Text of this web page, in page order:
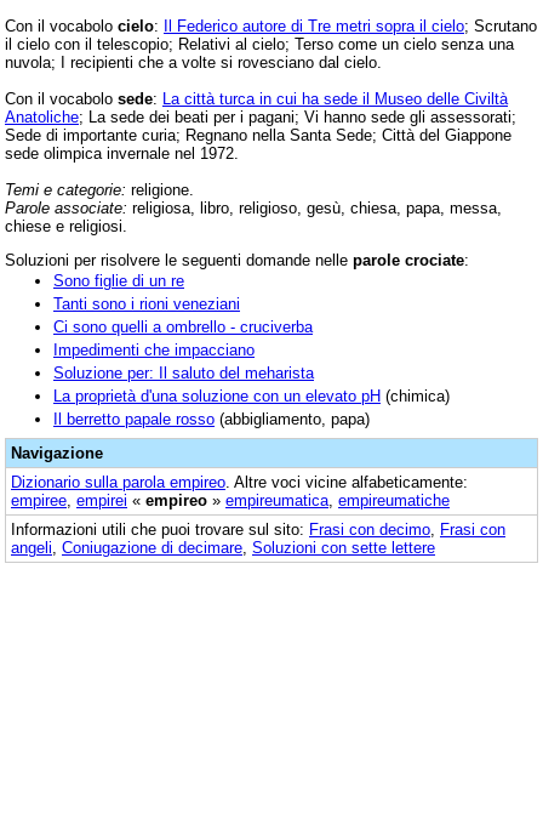
Con il vocabolo cielo: Il Federico autore di Tre metri sopra il cielo; Scrutano
il cielo con il telescopio; Relativi al cielo; Terso come un cielo senza una
nuvola; I recipienti che a volte si rovesciano dal cielo.
Con il vocabolo sede: La città turca in cui ha sede il Museo delle Civiltà
Anatoliche; La sede dei beati per i pagani; Vi hanno sede gli assessorati;
Sede di importante curia; Regnano nella Santa Sede; Città del Giappone
sede olimpica invernale nel 1972.
Temi e categorie: religione.
Parole associate: religiosa, libro, religioso, gesù, chiesa, papa, messa,
chiese e religiosi.
Soluzioni per risolvere le seguenti domande nelle parole crociate:
Sono figlie di un re
Tanti sono i rioni veneziani
Ci sono quelli a ombrello - cruciverba
Impedimenti che impacciano
Soluzione per: Il saluto del meharista
La proprietà d'una soluzione con un elevato pH (chimica)
Il berretto papale rosso (abbigliamento, papa)
Navigazione
Dizionario sulla parola empireo . Altre voci vicine alfabeticamente:
empiree empirei « empireo » empireumatica empireumatiche
Informazioni utili che puoi trovare sul sito: Frasi con decimo Frasi con
angeli Coniugazione di decimare Soluzioni con sette lettere